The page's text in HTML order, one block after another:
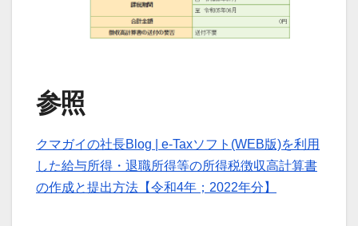
参照
クマガイの社長Blog | e-Taxソフト(WEB版)を利用
した給与所得・退職所得等の所得税徴収高計算書
の作成と提出方法【令和4年；2022年分】